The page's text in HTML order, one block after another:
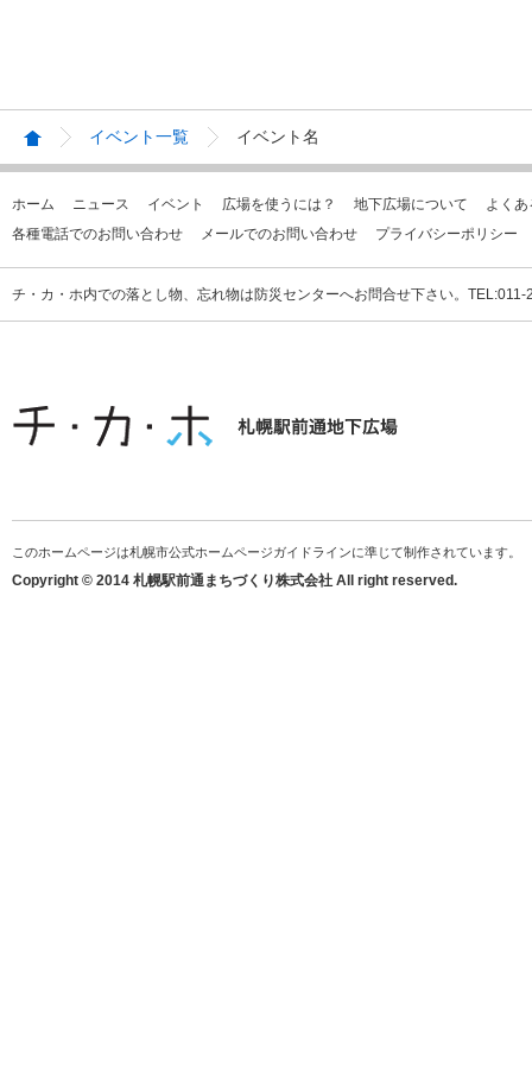
イベント一覧 イベント名
ホーム ニュース イベント 広場を使うには？ 地下広場について
よく
各種電話でのお問い合わせ
メールでのお問い合わせ プライバシーポリシー
チ・カ・ホ内での落とし物、忘れ物は防災センターへお問合せ下さい。
このホームページは札幌市公式ホームページガイドラインに準じて制作されています。
Copyright © 2014 札幌駅前通まちづくり株式会社 All right reserved.